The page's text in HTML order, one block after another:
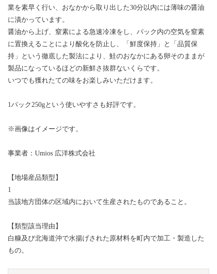
業を素早く行い、おなかから取り出した30分以内には薄味の醤油
に漬かっています。
醤油から上げ、窒素による急速冷凍をし、パック内の空気を窒素
に置換えることにより酸化を防止し、「鮮度保持」と「品質保
持」という徹底した製法により、鮭のおなかにある卵そのままが
製品になっているほどの新鮮さ抜群ないくらです。
いつでも獲れたての味をお楽しみいただけます。
1パック250gという使いやすさも好評です。
※画像はイメージです。
事業者：Umios 広洋株式会社
【地場産品類型】
1
当該地方団体の区域内において生産されたものであること。
【類型該当理由】
白糠及び北海道沖で水揚げされた原材料を町内で加工・製造した
もの。